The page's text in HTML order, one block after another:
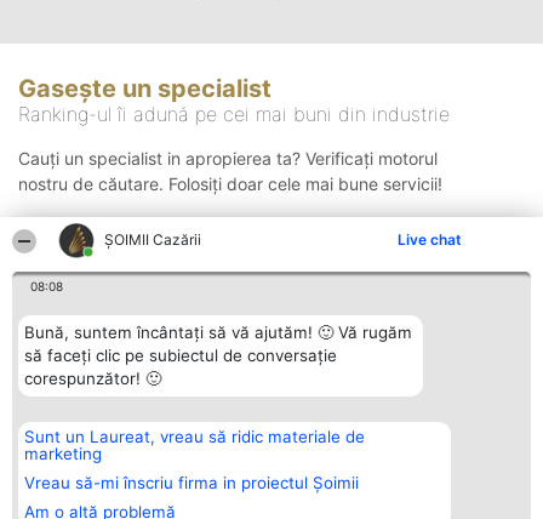
ȘOIMII Cazării Live chat
08:08
Bună, suntem încântați să vă ajutăm! 🙂 Vă rugăm
să faceți clic pe subiectul de conversație
corespunzător! 🙂
Sunt un Laureat, vreau să ridic materiale de
marketing
Vreau să-mi înscriu firma in proiectul Șoimii
Am o altă problemă
Gasește un specialist
Ranking-ul îi adună pe cei mai buni din industrie
Cauți un specialist in apropierea ta? Verificați motorul
nostru de căutare. Folosiți doar cele mai bune servicii!
Organizator Ranking
BRIGHT SOLUTIONS BR SRL
Aleea Timisul De Sus 2 Bl. A30
Sc. A Et. 4 Ap. 13 Cod 061952
București
Plebiscyt
Lista Tuturor
Laureaților
Contact